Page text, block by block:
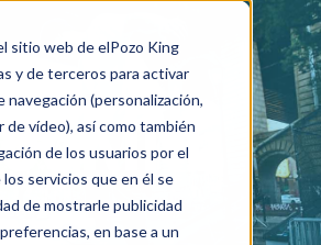
sitio web de elPozo King
y de terceros para activar
navegación (personalización,
vídeo), así como también
de los usuarios por el
servicios que en él se
de mostrarle publicidad
en base a un